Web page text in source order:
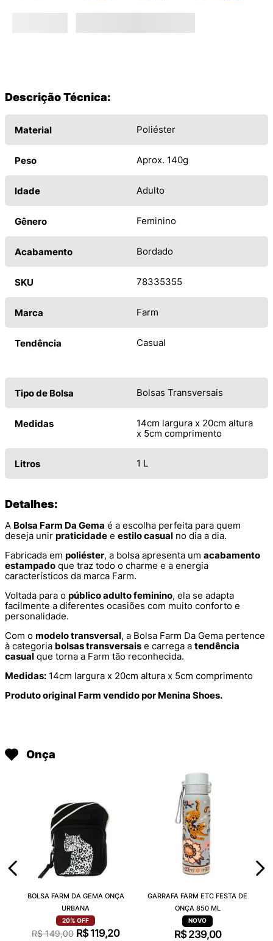
Descrição Técnica:
Material Poliéster
Peso Aprox. 140g
Idade Adulto
Gênero Feminino
Acabamento Bordado
SKU 78335355
Marca Farm
Tendência Casual
Tipo de Bolsa Bolsas Transversais
Medidas
14cm largura x 20cm altura
x 5cm comprimento
Litros 1 L
Detalhes:
A Bolsa Farm Da Gema é a escolha perfeita para quem
deseja unir praticidade e estilo casual no dia a dia.
Fabricada em poliéster, a bolsa apresenta um acabamento
estampado que traz todo o charme e a energia
característicos da marca Farm.
Voltada para o público adulto feminino, ela se adapta
facilmente a diferentes ocasiões com muito conforto e
personalidade.
Com o modelo transversal, a Bolsa Farm Da Gema pertence
à categoria bolsas transversais e carrega a tendência
casual que torna a Farm tão reconhecida.
Medidas: 14cm largura x 20cm altura x 5cm comprimento
Produto original Farm vendido por Menina Shoes.
Onça
BOLSA FARM DA GEMA ONÇA
URBANA
20% OFF
R$ 149,00 R$ 119,20
GARRAFA FARM ETC FESTA DE
ONÇA 850 ML
R$ 239,00